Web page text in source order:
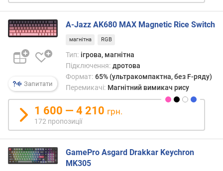
т
и
п
д
і
г
о
н
а
л
а
Запитати
A-Jazz AK680 MAX Magnetic Rice Switch
магнітна RGB
Тип: ігрова, магнітна
Підключення: дротова
Формат: 65% (ультракомпактна, без F-ряду)
Перемикачі: Магнітний вимикач рису
1 600 — 4 210 грн.
172 пропозиції
GamePro Asgard Drakkar Keychron
MK305